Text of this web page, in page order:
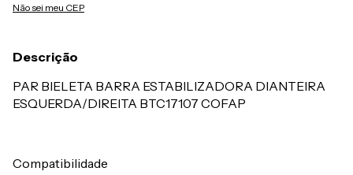
Não sei meu CEP
Descrição
PAR BIELETA BARRA ESTABILIZADORA DIANTEIRA
ESQUERDA/DIREITA BTC17107 COFAP
Compatibilidade